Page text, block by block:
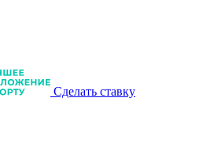
Сделать ставку